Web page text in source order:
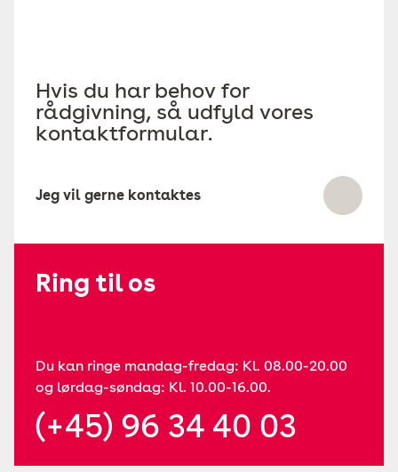
Hvis du har behov for
rådgivning, så udfyld vores
kontaktformular.
Jeg vil gerne kontaktes
Ring til os
Du kan ringe mandag-fredag: Kl. 08.00-20.00
og lørdag-søndag: Kl. 10.00-16.00.
(+45) 96 34 40 03